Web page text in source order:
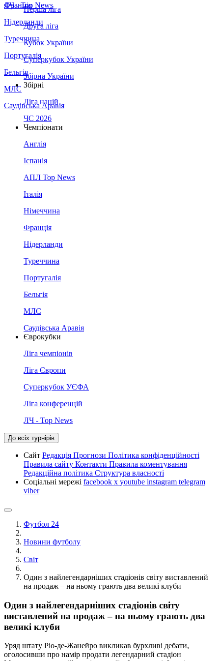
Франція
Нідерланди
Туреччина
Португалія
Бельгія
МЛС
Саудівська Аравія
ЛЧ - Top News
Перша ліга
Друга ліга
Кубок України
Суперкубок України
Збірна України
Збірні
Ліга націй
ЧС 2026
Чемпіонати
Англія
Іспанія
АПЛ Top News
Італія
Німеччина
Франція
Нідерланди
Туреччина
Португалія
Бельгія
МЛС
Саудівська Аравія
Єврокубки
Ліга чемпіонів
Ліга Європи
Суперкубок УЄФА
Ліга конференцій
ЛЧ - Top News
До всіх турнірів
Сайт Редакція Прогнози Політика конфіденційності
Правила сайту Контакти Правила коментування
Редакційна політика Структура власності
Соціальні мережі facebook x youtube instagram telegram
viber
Футбол 24
Новини футболу
Світ
Один з найлегендарніших стадіонів світу виставлений
на продаж – на ньому грають два великі клуби
Один з найлегендарніших стадіонів світу
виставлений на продаж – на ньому грають два
великі клуби
Уряд штату Ріо-де-Жанейро викликав бурхливі дебати,
оголосивши про намір продати легендарний стадіон